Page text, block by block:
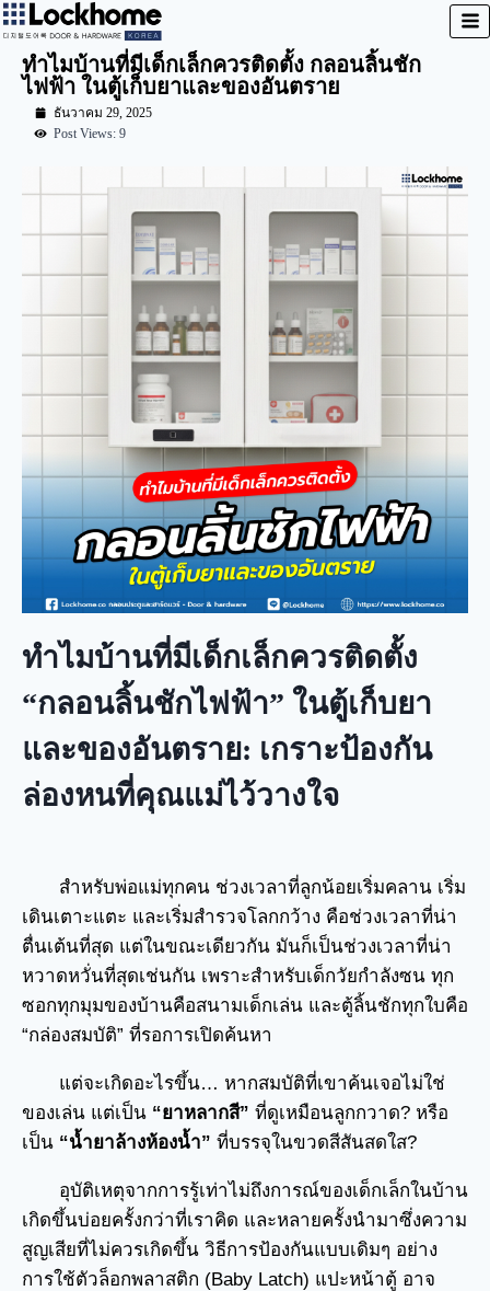
ทำไมบ้านที่มีเด็กเล็กควรติดตั้ง กลอนลิ้นชัก
ไฟฟ้า ในตู้เก็บยาและของอันตราย
ธันวาคม 29, 2025
Post Views: 9
ทำไมบ้านที่มีเด็กเล็กควรติดตั้ง
“กลอนลิ้นชักไฟฟ้า” ในตู้เก็บยา
และของอันตราย: เกราะป้องกัน
ล่องหนที่คุณแม่ไว้วางใจ
สำหรับพ่อแม่ทุกคน ช่วงเวลาที่ลูกน้อยเริ่มคลาน เริ่ม
เดินเตาะแตะ และเริ่มสำรวจโลกกว้าง คือช่วงเวลาที่น่า
ตื่นเต้นที่สุด แต่ในขณะเดียวกัน มันก็เป็นช่วงเวลาที่น่า
หวาดหวั่นที่สุดเช่นกัน เพราะสำหรับเด็กวัยกำลังซน ทุก
ซอกทุกมุมของบ้านคือสนามเด็กเล่น และตู้ลิ้นชักทุกใบคือ
“กล่องสมบัติ” ที่รอการเปิดค้นหา
แต่จะเกิดอะไรขึ้น… หากสมบัติที่เขาค้นเจอไม่ใช่
ของเล่น แต่เป็น “ยาหลากสี” ที่ดูเหมือนลูกกวาด? หรือ
เป็น “น้ำยาล้างห้องน้ำ” ที่บรรจุในขวดสีสันสดใส?
อุบัติเหตุจากการรู้เท่าไม่ถึงการณ์ของเด็กเล็กในบ้าน
เกิดขึ้นบ่อยครั้งกว่าที่เราคิด และหลายครั้งนำมาซึ่งความ
สูญเสียที่ไม่ควรเกิดขึ้น วิธีการป้องกันแบบเดิมๆ อย่าง
การใช้ตัวล็อกพลาสติก (Baby Latch) แปะหน้าตู้ อาจ